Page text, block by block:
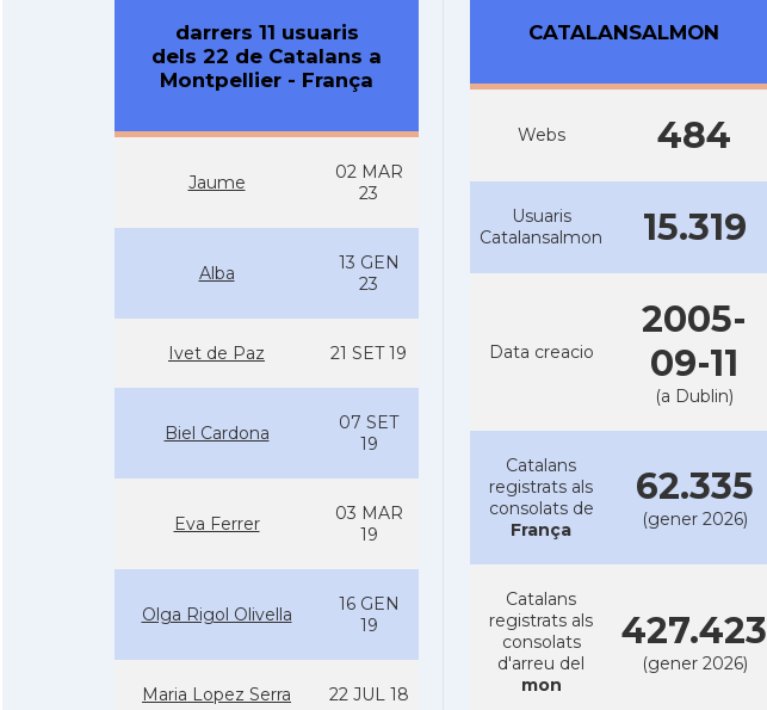
darrers 11 usuaris
dels 22 de Catalans a
Montpellier - França
Jaume
02 MAR
23
Alba
13 GEN
23
Ivet de Paz 21 SET 19
Biel Cardona
07 SET
19
Eva Ferrer
03 MAR
19
Olga Rigol Olivella
16 GEN
19
Maria Lopez Serra 22 JUL 18
CATALANSALMON
Webs 484
Usuaris
Catalansalmon
15.319
Data creacio
2005-
09-11
(a Dublin)
Catalans
registrats als
consolats de
França
62.335
(gener 2026)
Catalans
registrats als
consolats
d'arreu del
mon
427.423
(gener 2026)